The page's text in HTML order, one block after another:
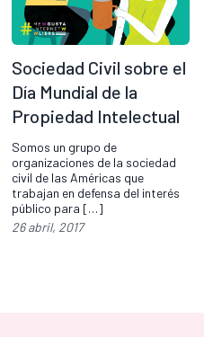
Sociedad Civil sobre el
Día Mundial de la
Propiedad Intelectual
Somos un grupo de
organizaciones de la sociedad
civil de las Américas que
trabajan en defensa del interés
público para […]
26 abril, 2017